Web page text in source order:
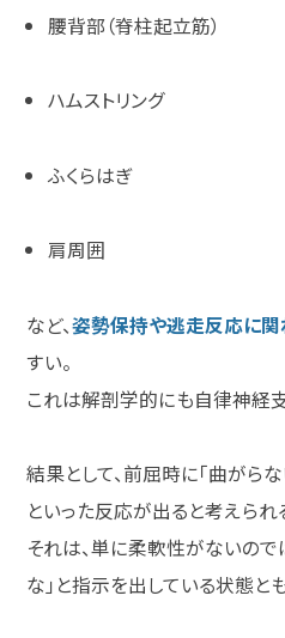
腰背部（脊柱起立筋）
ハムストリング
ふくらはぎ
肩周囲
など、姿勢保持や逃走反応に
すい。
これは解剖学的にも自律神経
結果として、前屈時に「曲がらな
といった反応が出ると考えられ
それは、単に柔軟性がないので
な」と指示を出している状態と